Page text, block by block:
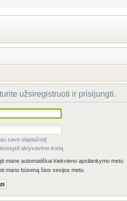
užsiregistruoti ir prisijungti.
savo slaptažodį
aktyvavimo kodą
mane automatiškai kiekvieno apsilankymo metu
mano būseną šios sesijos metu